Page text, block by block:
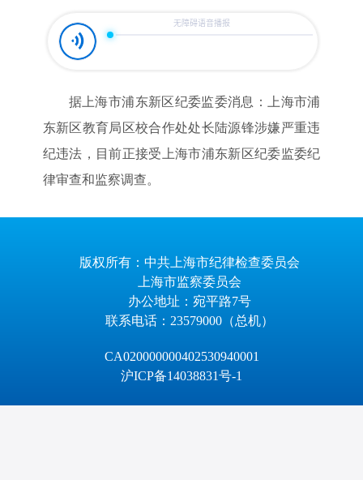
据上海市浦东新区纪委监委消息：上海市浦
东新区教育局区校合作处处长陆源锋涉嫌严重违
纪违法，目前正接受上海市浦东新区纪委监委纪
律审查和监察调查。
版权所有：中共上海市纪律检查委员会
上海市监察委员会
办公地址：宛平路7号
联系电话：23579000（总机）
CA020000000402530940001
沪ICP备14038831号-1